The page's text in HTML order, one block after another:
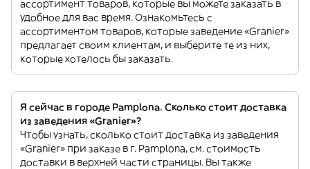
ассортимент товаров, которые вы можете заказать в
удобное для вас время. Ознакомьтесь с
ассортиментом товаров, которые заведение «Granier»
предлагает своим клиентам, и выберите те из них,
которые хотелось бы заказать.
Я сейчас в городе Pamplona. Сколько стоит доставка
из заведения «Granier»?
Чтобы узнать, сколько стоит доставка из заведения
«Granier» при заказе в г. Pamplona, см. стоимость
доставки в верхней части страницы. Вы также